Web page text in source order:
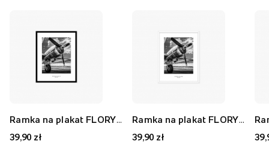
39,90 zł
39,90 zł